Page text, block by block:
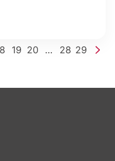
19 20 … 28 29